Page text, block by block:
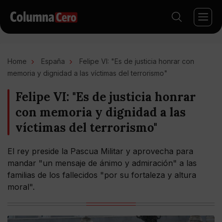
Home España
Felipe VI: "Es de justicia honrar con
memoria y dignidad a las víctimas del terrorismo"
Felipe VI: "Es de justicia honrar
con memoria y dignidad a las
víctimas del terrorismo"
El rey preside la Pascua Militar y aprovecha para
mandar "un mensaje de ánimo y admiración" a las
familias de los fallecidos "por su fortaleza y altura
moral".